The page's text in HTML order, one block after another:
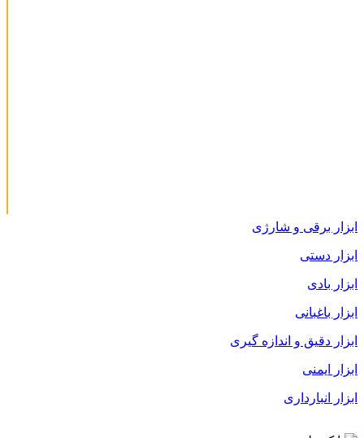
ابزار برقی و شارژی
ابزار دستی
ابزار بادی
ابزار باغبانی
ابزار دقیق و اندازه گیری
ابزار ایمنی
ابزار انبارداری